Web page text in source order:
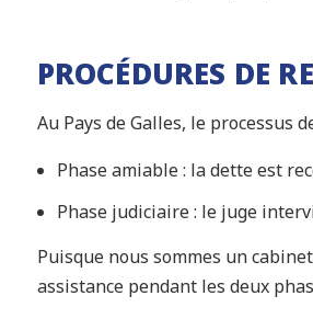
PROCÉDURES DE
Au Pays de Galles, le processus
Phase amiable : la dette est
Phase judiciaire : le juge
Puisque nous sommes un
assistance pendant les deux